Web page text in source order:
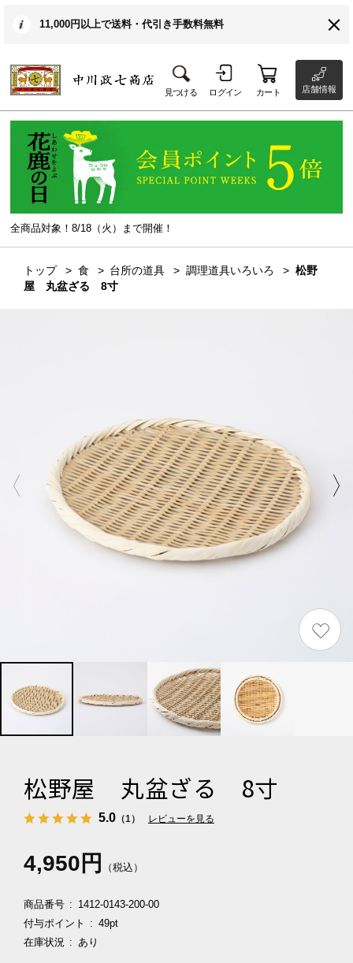
11,000円以上で送料・代引き手数料無料
見つける ログイン カート 店舗情報
全商品対象！8/18（火）まで開催！
トップ 食 台所の道具 調理道具いろいろ
松野
屋 丸盆ざる 8寸
松野屋 丸盆ざる 8寸
5.0（1） レビューを見る
4,950円 （税込）
商品番号
1412-0143-200-00
付与ポイント
49pt
在庫状況
あり